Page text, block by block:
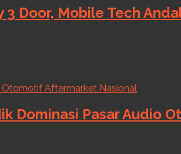
Door, Mobile Tech
Dominasi Pasar Audio